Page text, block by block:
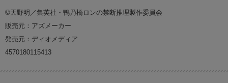
©天野明／集英社・鴨乃橋ロンの禁断推理製作委員会
販売元：アズメーカー
発売元：ディオメディア
4570180115413